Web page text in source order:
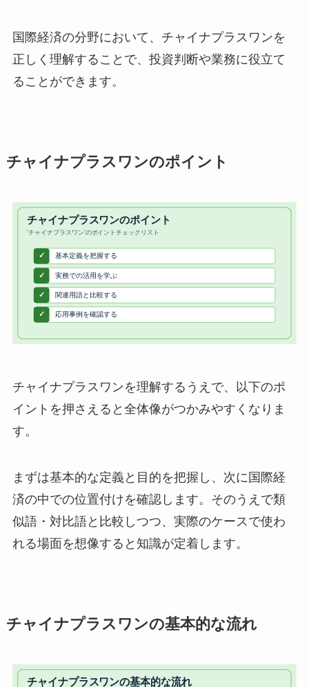
国際経済の分野において、チャイナプラスワンを
正しく理解することで、投資判断や業務に役立て
ることができます。
チャイナプラスワンのポイント
チャイナプラスワンを理解するうえで、以下のポ
イントを押さえると全体像がつかみやすくなりま
す。
まずは基本的な定義と目的を把握し、次に国際経
済の中での位置付けを確認します。そのうえで類
似語・対比語と比較しつつ、実際のケースで使わ
れる場面を想像すると知識が定着します。
チャイナプラスワンの基本的な流れ